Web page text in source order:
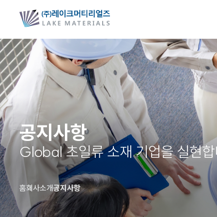
공지사항
Global 초일류 소재 기업을 실현
홈회사소개공지사항